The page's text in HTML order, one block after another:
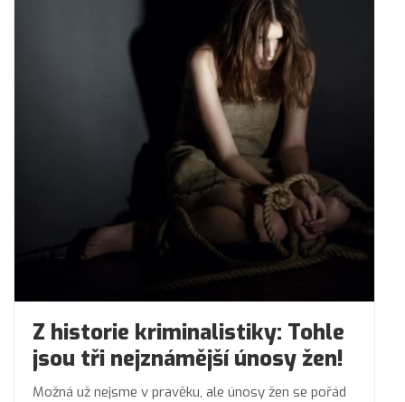
Z historie kriminalistiky: Tohle
jsou tři nejznámější únosy žen!
Možná už nejsme v pravěku, ale únosy žen se pořád